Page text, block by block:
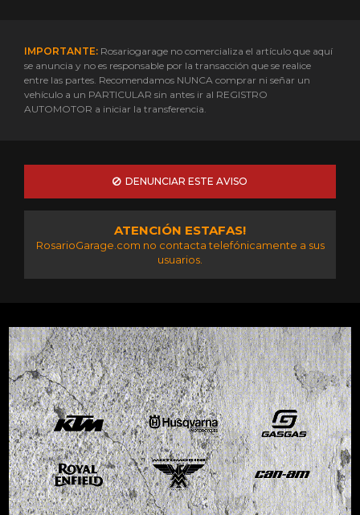
IMPORTANTE: Rosariogarage no comercializa el artículo que aquí
se anuncia y no es responsable por la transacción que se realice
entre las partes. Recomendamos NUNCA comprar ni señar un
vehículo a un PARTICULAR sin antes ir al REGISTRO
AUTOMOTOR a iniciar la transferencia.
DENUNCIAR ESTE AVISO
ATENCIÓN ESTAFAS!
RosarioGarage.com no contacta telefónicamente a sus
usuarios.